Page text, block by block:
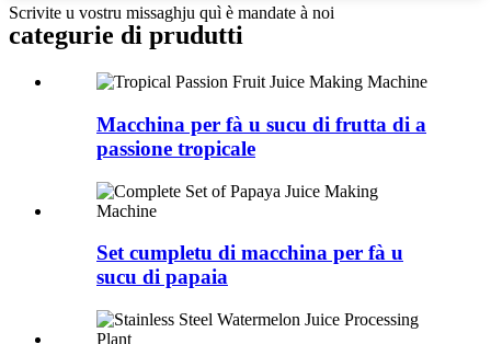
Scrivite u vostru missaghju quì è mandate à noi
categurie di prudutti
Macchina per fà u sucu di frutta di a
passione tropicale
Set cumpletu di macchina per fà u
sucu di papaia